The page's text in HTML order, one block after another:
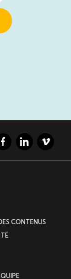
FacebookLinkedInVimeo
CONTENUS